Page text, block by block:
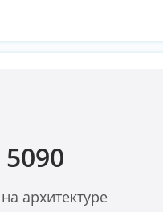
5090
архитектуре